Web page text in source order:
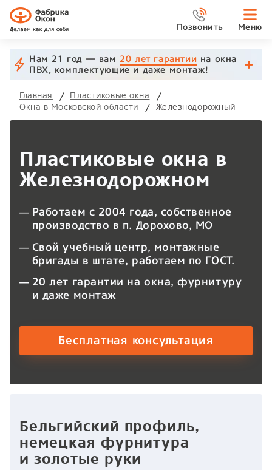
Позвонить Меню
Нам 21 год — вам 20 лет гарантии на окна
ПВХ, комплектующие и даже монтаж!
Главная
Пластиковые окна
Окна в Московской области
Железнодорожный
Пластиковые окна в
Железнодорожном
Работаем с 2004 года, собственное
производство в п. Дорохово, МО
Свой учебный центр, монтажные
бригады в штате, работаем по ГОСТ.
20 лет гарантии на окна, фурнитуру
и даже монтаж
Бесплатная консультация
Бельгийский профиль,
немецкая фурнитура
и золотые руки